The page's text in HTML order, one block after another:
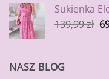
Sukienka
139,99zł
NASZ BLOG